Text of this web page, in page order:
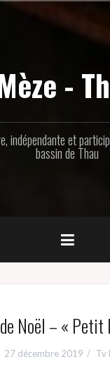
-
indépendante et
bassin de Thau
Noël – « Petit
27 décembre 2019 Tv